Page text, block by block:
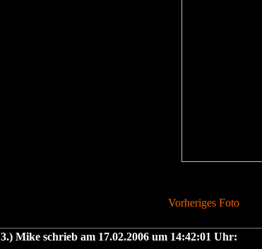
Vorheriges Foto
3.) Mike schrieb am 17.02.2006 um 14:42:01 Uhr: